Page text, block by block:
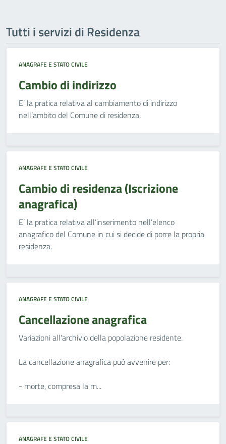
Tutti i servizi di Residenza
ANAGRAFE E STATO CIVILE
Cambio di indirizzo
E’ la pratica relativa al cambiamento di indirizzo
nell’ambito del Comune di residenza.
ANAGRAFE E STATO CIVILE
Cambio di residenza (Iscrizione
anagrafica)
E’ la pratica relativa all’inserimento nell’elenco
anagrafico del Comune in cui si decide di porre la propria
residenza.
ANAGRAFE E STATO CIVILE
Cancellazione anagrafica
Variazioni all'archivio della popolazione residente.
La cancellazione anagrafica può avvenire per:
- morte, compresa la m...
ANAGRAFE E STATO CIVILE